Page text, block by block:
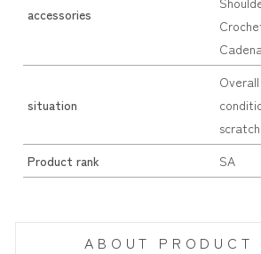
accessories
situation
Product rank
SA
ABOUT PRODUCT